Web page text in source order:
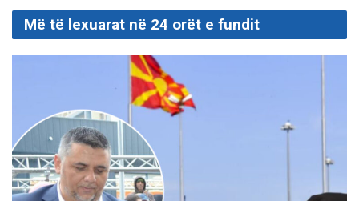
Më të lexuarat në 24 orët e fundit